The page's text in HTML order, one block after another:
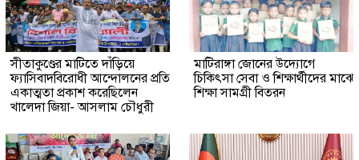
সীতাকুণ্ডের মাটিতে দাঁড়িয়ে
ফ্যাসিবাদবিরোধী আন্দোলনের প্রতি
একাত্মতা প্রকাশ করেছিলেন
খালেদা জিয়া- আসলাম চৌধুরী
মাটিরাঙ্গা জোনের উদ্যোগে
চিকিৎসা সেবা ও শিক্ষার্থীদের মাঝে
শিক্ষা সামগ্রী বিতরন